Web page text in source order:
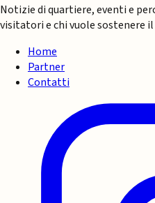
Notizie di quartiere, eventi e
visitatori e chi vuole sostenere
Home
Partner
Contatti